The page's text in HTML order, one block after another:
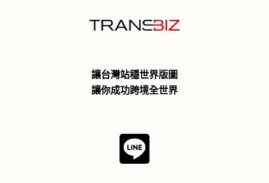
讓台灣站穩世界版圖
讓你成功跨境全世界